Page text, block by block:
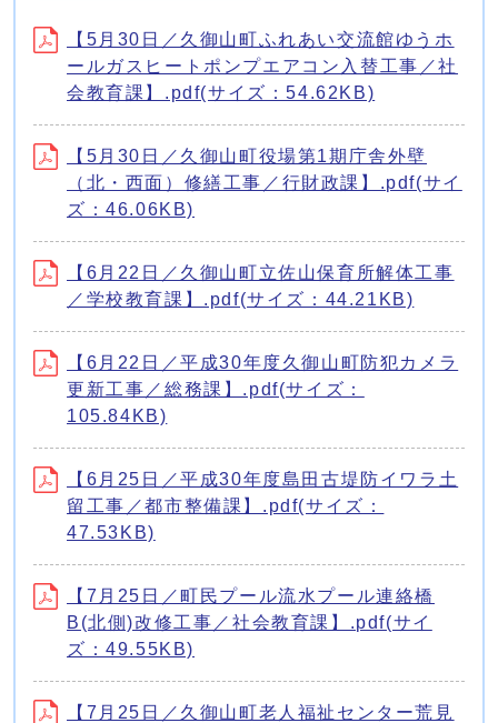
【5月30日／久御山町ふれあい交流館ゆうホ
ールガスヒートポンプエアコン入替工事／社
会教育課】.pdf(サイズ：54.62KB)
【5月30日／久御山町役場第1期庁舎外壁
（北・西面）修繕工事／行財政課】.pdf(サイ
ズ：46.06KB)
【6月22日／久御山町立佐山保育所解体工事
／学校教育課】.pdf(サイズ：44.21KB)
【6月22日／平成30年度久御山町防犯カメラ
更新工事／総務課】.pdf(サイズ：
105.84KB)
【6月25日／平成30年度島田古堤防イワラ土
留工事／都市整備課】.pdf(サイズ：
47.53KB)
【7月25日／町民プール流水プール連絡橋
B(北側)改修工事／社会教育課】.pdf(サイ
ズ：49.55KB)
【7月25日／久御山町老人福祉センター荒見